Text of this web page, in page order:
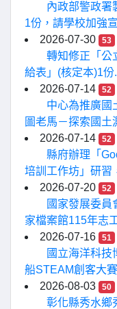
內政部警政署
1份，請學校加強
2026-07-30
53
轉知修正「公
給表」(核定本)1份
2026-07-14
52
中心為推廣國
圖老馬－探索國土
2026-07-14
52
縣府辦理「
培訓工作坊」研習
2026-07-20
52
國家發展委員
家檔案館115年志
2026-07-16
51
國立海洋科
船STEAM創客大
2026-08-03
50
彰化縣秀水鄉